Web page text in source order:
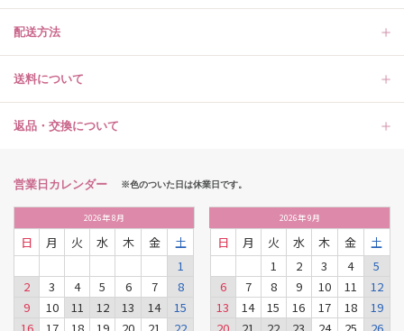
配送方法
送料について
返品・交換について
営業日カレンダー ※色のついた日は休業日です。
2026年8月
日 月 火 水 木 金
土
1
2
3 4 5 6 7
8
9
10 11 12 13 14
15
2026年9月
日 月 火 水 木 金
土
1
2 3 4
5
6
7 8 9 10 11
12
13
14 15 16 17 18
19